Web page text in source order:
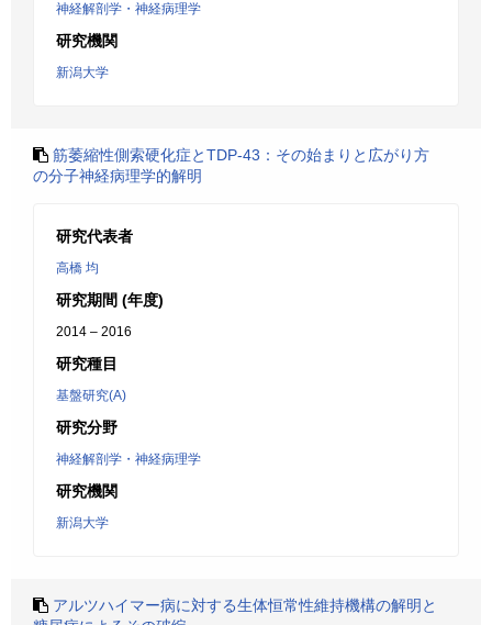
神経解剖学・神経病理学
研究機関
新潟大学
筋萎縮性側索硬化症とTDP-43：その始まりと広がり方
の分子神経病理学的解明
研究代表者
高橋 均
研究期間 (年度)
2014 – 2016
研究種目
基盤研究(A)
研究分野
神経解剖学・神経病理学
研究機関
新潟大学
アルツハイマー病に対する生体恒常性維持機構の解明と